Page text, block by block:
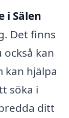
i Sälen
Det finns
kan
kan hjälpa
söka i
ditt